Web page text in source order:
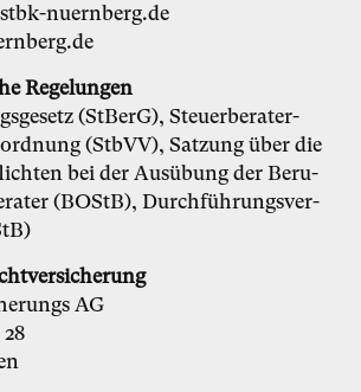
nu­ern­berg.de
Re­ge­lun­gen
(StBerG), Steu­er­be­ra­ter­
(StbVV), Sat­zung über die
bei der Aus­übung der Be­ru­
(BOStB), Durch­füh­rungs­ver­
AG